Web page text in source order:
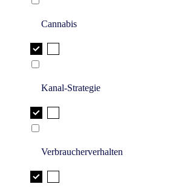
Cannabis
Kanal-Strategie
Verbraucherverhalten